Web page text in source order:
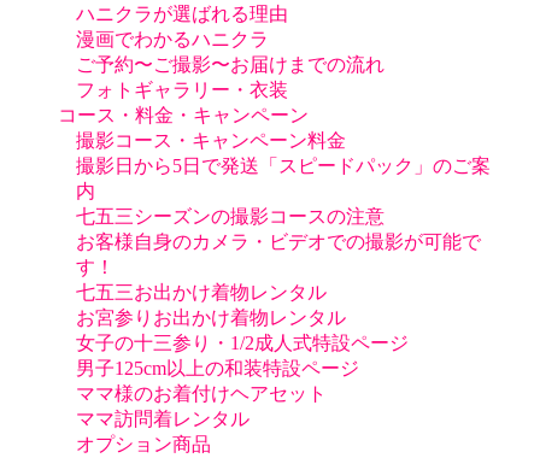
ハニクラが選ばれる理由
漫画でわかるハニクラ
ご予約〜ご撮影〜お届けまでの流れ
フォトギャラリー・衣装
コース・料金・キャンペーン
撮影コース・キャンペーン料金
撮影日から5日で発送「スピードパック」のご案
内
七五三シーズンの撮影コースの注意
お客様自身のカメラ・ビデオでの撮影が可能で
す！
七五三お出かけ着物レンタル
お宮参りお出かけ着物レンタル
女子の十三参り・1/2成人式特設ページ
男子125cm以上の和装特設ページ
ママ様のお着付けヘアセット
ママ訪問着レンタル
オプション商品